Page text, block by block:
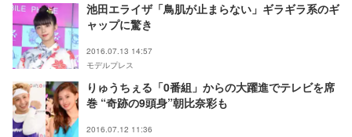
池田エライザ「鳥肌が止まらない」ギラギラ系のギ
ャップに驚き
2016.07.13 14:57
モデルプレス
りゅうちぇる「0番組」からの大躍進でテレビを席
巻 “奇跡の9頭身”朝比奈彩も
2016.07.12 11:36